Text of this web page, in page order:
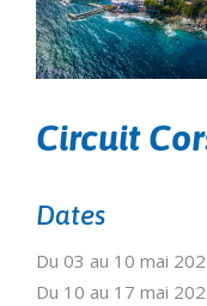
Circuit
Dates
Du 03 au 10 mai
Du 10 au 17 mai